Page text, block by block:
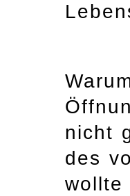
nicht
des